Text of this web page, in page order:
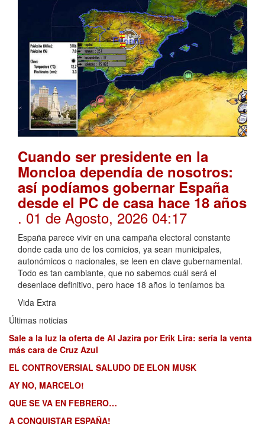
Cuando ser presidente en la
Moncloa dependía de nosotros:
así podíamos gobernar España
desde el PC de casa hace 18 años
. 01 de Agosto, 2026 04:17
España parece vivir en una campaña electoral constante
donde cada uno de los comicios, ya sean municipales,
autonómicos o nacionales, se leen en clave gubernamental.
Todo es tan cambiante, que no sabemos cuál será el
desenlace definitivo, pero hace 18 años lo teníamos ba
Vida Extra
Últimas noticias
Sale a la luz la oferta de Al Jazira por Erik Lira: sería la venta
más cara de Cruz Azul
EL CONTROVERSIAL SALUDO DE ELON MUSK
AY NO, MARCELO!
QUE SE VA EN FEBRERO…
A CONQUISTAR ESPAÑA!